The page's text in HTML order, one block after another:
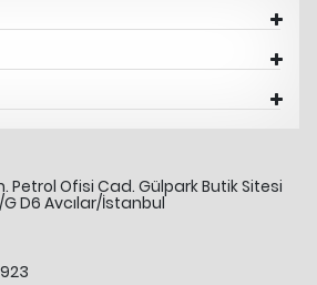
Petrol Ofisi Cad. Gülpark Butik Sitesi
G D6 Avcılar/İstanbul